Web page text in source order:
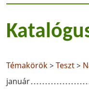
Témakörök>Teszt>
január